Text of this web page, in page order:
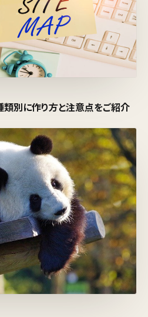
類別に作り方と注意点をご紹介